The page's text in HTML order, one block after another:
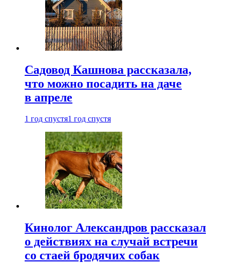
Садовод Кашнова рассказала,
что можно посадить на даче
в апреле
1 год спустя1 год спустя
Кинолог Александров рассказал
о действиях на случай встречи
со стаей бродячих собак